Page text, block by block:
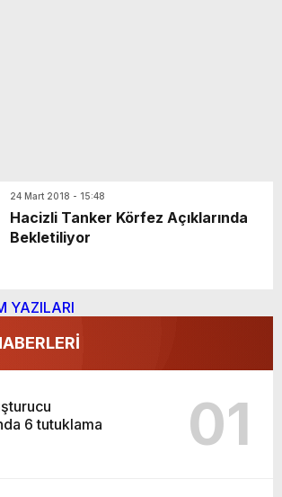
24 Mart 2018 - 15:48
Hacizli Tanker Körfez Açıklarında
Bekletiliyor
YAZILARI
6 tutuklama
01